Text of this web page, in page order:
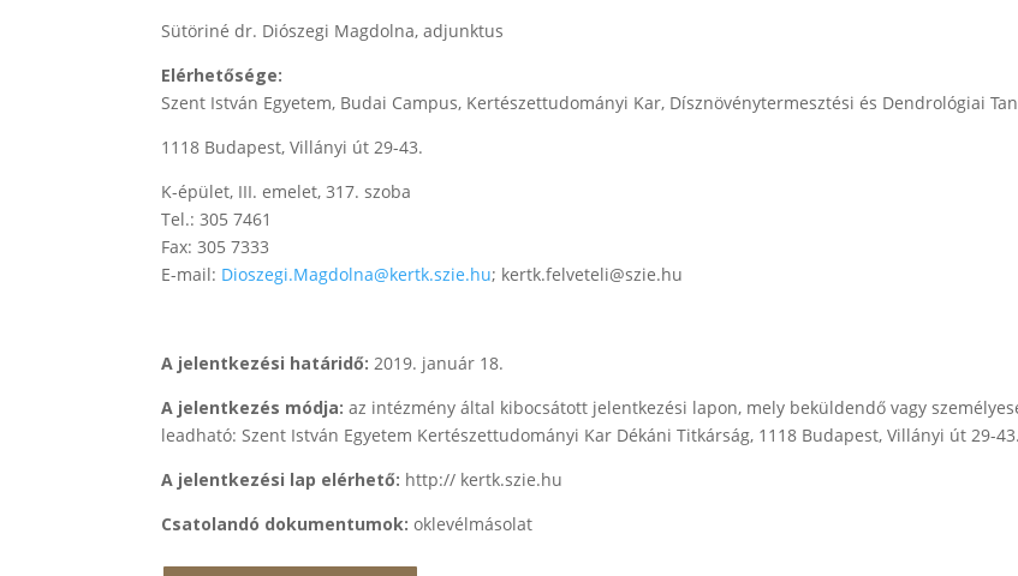
Sütöriné dr. Diószegi Magdolna, adjunktus
Elérhetősége:
Szent István Egyetem, Budai Campus, Kertészettudományi Kar, Dísznövénytermesztési és Dendrológiai
1118 Budapest, Villányi út 29-43.
K-épület, III. emelet, 317. szoba
Tel.: 305 7461
Fax: 305 7333
E-mail: Dioszegi.Magdolna@kertk.szie.hu; kertk.felveteli@szie.hu
A jelentkezési határidő:2019. január 18.
A jelentkezés módja: az intézmény által kibocsátott jelentkezési lapon, mely beküldendő vagy
leadható: Szent István Egyetem Kertészettudományi Kar Dékáni Titkárság, 1118 Budapest, Villányi út 29-43.
A jelentkezési lap elérhető: http:// kertk.szie.hu
Csatolandó dokumentumok: oklevélmásolat